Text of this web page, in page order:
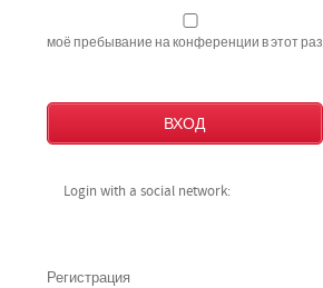
моё пребывание на конференции в этот раз
Login with a social network:
Регистрация